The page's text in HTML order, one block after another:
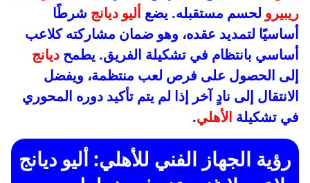
ريبيرو لحسم مستقبله. يضع أليو ديانج شرطًا
أساسيًا لتمديد عقده، وهو ضمان مشاركته كلاعب
أساسي بانتظام في تشكيلة الفريق. يطمح ديانج
إلى الحصول على فرص لعب منتظمة، ويفضل
الانتقال إلى نادٍ آخر إذا لم يتم تأكيد دوره المحوري
في تشكيلة الأهلي.
رؤية الجهاز الفني للأهلي: أليو ديانج